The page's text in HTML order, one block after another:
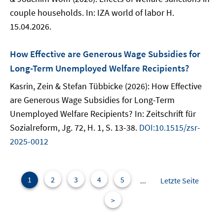
couple households. In: IZA world of labor H.
15.04.2026.
How Effective are Generous Wage Subsidies for
Long-Term Unemployed Welfare Recipients?
Kasrin, Zein & Stefan Tübbicke (2026): How Effective
are Generous Wage Subsidies for Long-Term
Unemployed Welfare Recipients? In: Zeitschrift für
Sozialreform, Jg. 72, H. 1, S. 13-38. DOI:10.1515/zsr-
2025-0012
1 2 3 4 5 ...
Letzte Seite
>